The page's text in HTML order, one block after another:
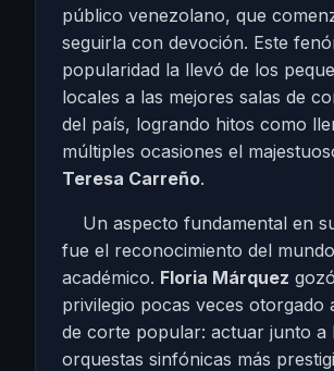
público venezolano, que
seguirla con devoción. Este
popularidad la llevó de los
locales a las mejores salas de
del país, logrando hitos como
múltiples ocasiones el
Teresa Carreño.
Un aspecto fundamental en
fue el reconocimiento del mundo
académico. Floria Márquez
privilegio pocas veces otorgado
de corte popular: actuar junto a
orquestas sinfónicas más